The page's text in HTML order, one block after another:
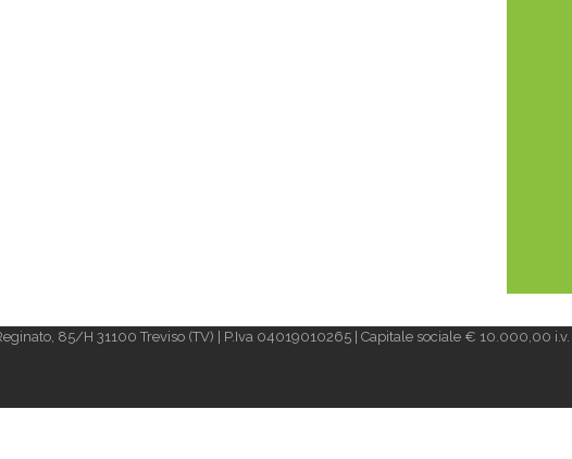
85/H 31100 Treviso (TV) | P.Iva 04019010265 | Capitale sociale € 10.000,00 i.v. |